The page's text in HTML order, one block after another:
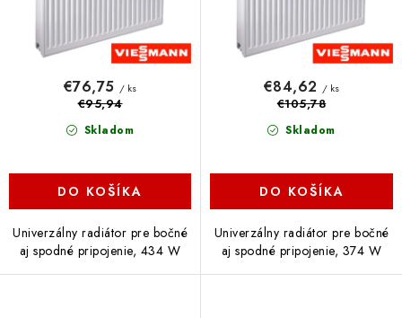
Skladom
€76,75 / ks
€95,94
DO KOŠÍKA
Univerzálny radiátor pre bočné
aj spodné pripojenie, 434 W
Skladom
€84,62 / ks
€105,78
DO KOŠÍKA
Univerzálny radiátor pre bočné
aj spodné pripojenie, 374 W